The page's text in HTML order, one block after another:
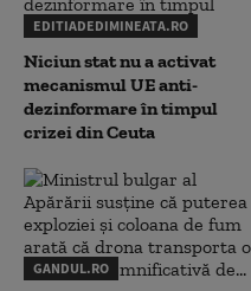
EDITIADEDIMINEATA.RO
Niciun stat nu a activat
mecanismul UE anti-
dezinformare în timpul
crizei din Ceuta
GANDUL.RO